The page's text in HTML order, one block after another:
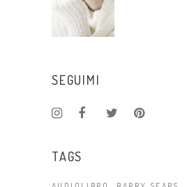
SEGUIMI
TAGS